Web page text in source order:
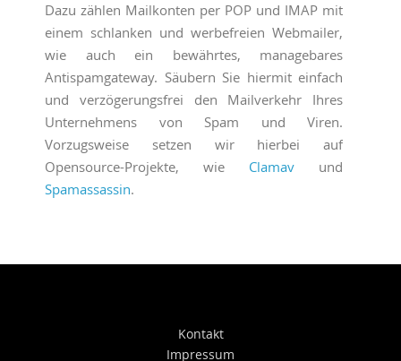
Dazu zählen Mailkonten per POP und IMAP mit
einem schlanken und werbefreien Webmailer,
wie auch ein bewährtes, managebares
Antispamgateway. Säubern Sie hiermit einfach
und verzögerungsfrei den Mailverkehr Ihres
Unternehmens von Spam und Viren.
Vorzugsweise setzen wir hierbei auf
Opensource-Projekte, wie Clamav und
Spamassassin.
Kontakt
Impressum